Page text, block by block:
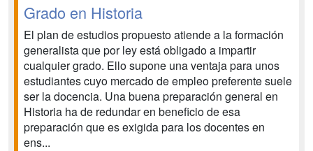
Grado en Historia
El plan de estudios propuesto atiende a la formación
generalista que por ley está obligado a impartir
cualquier grado. Ello supone una ventaja para unos
estudiantes cuyo mercado de empleo preferente suele
ser la docencia. Una buena preparación general en
Historia ha de redundar en beneficio de esa
preparación que es exigida para los docentes en
ens...